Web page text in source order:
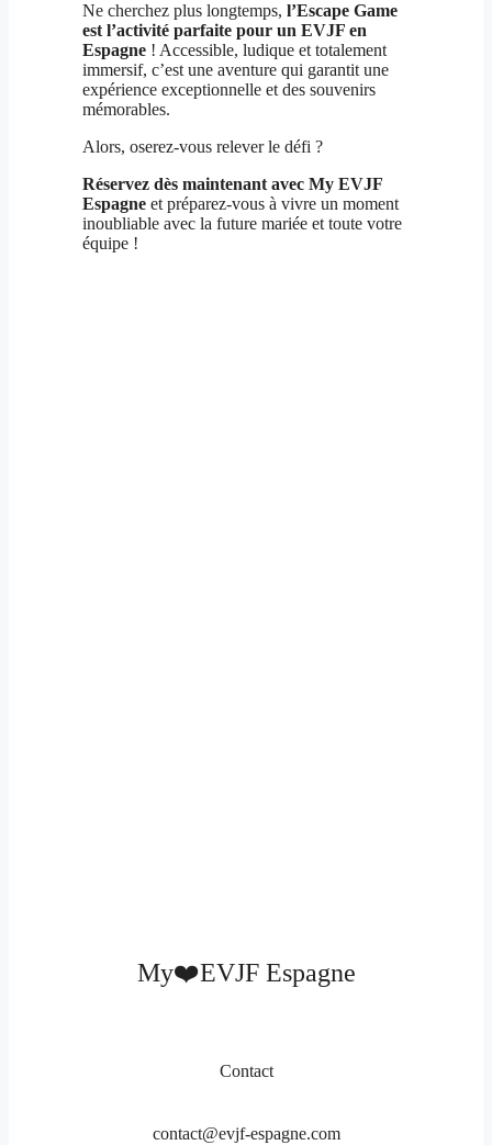
Ne cherchez plus longtemps, l’Escape Game
est l’activité parfaite pour un EVJF en
Espagne ! Accessible, ludique et totalement
immersif, c’est une aventure qui garantit une
expérience exceptionnelle et des souvenirs
mémorables.
Alors, oserez-vous relever le défi ?
Réservez dès maintenant avec My EVJF
Espagneet préparez-vous à vivre un moment
inoubliable avec la future mariée et toute votre
équipe !
My❤️EVJF Espagne
Contact
contact@evjf-espagne.com